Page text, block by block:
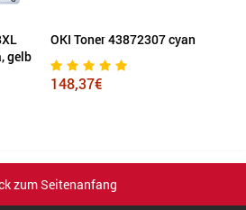
gelb
OKI Toner 43872307 cyan
148,37€
zum Seitenanfang